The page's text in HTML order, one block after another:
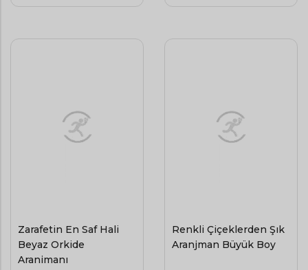
Zarafetin En Saf Hali
Beyaz Orkide
Aranjmanı
Renkli Çiçeklerden Şık
Aranjman Büyük Boy